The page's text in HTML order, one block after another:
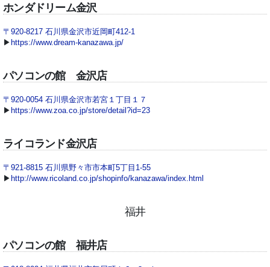
ホンダドリーム金沢
〒920-8217 石川県金沢市近岡町412-1
▶ https://www.dream-kanazawa.jp/
パソコンの館 金沢店
〒920-0054 石川県金沢市若宮１丁目１７
▶ https://www.zoa.co.jp/store/detail?id=23
ライコランド金沢店
〒921-8815 石川県野々市市本町5丁目1-55
▶ http://www.ricoland.co.jp/shopinfo/kanazawa/index.html
福井
パソコンの館 福井店